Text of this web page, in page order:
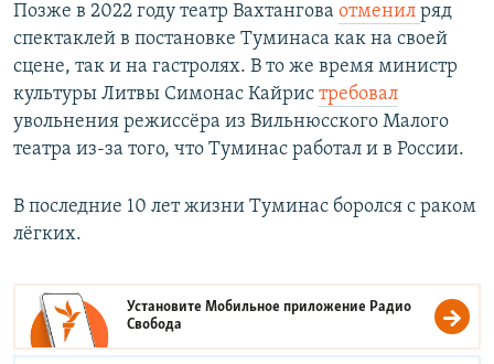
Позже в 2022 году театр Вахтангова отменил ряд
спектаклей в постановке Туминаса как на своей
сцене, так и на гастролях. В то же время министр
культуры Литвы Симонас Кайрис требовал
увольнения режиссёра из Вильнюсского Малого
театра из-за того, что Туминас работал и в России.
В последние 10 лет жизни Туминас боролся с раком
лёгких.
Установите Мобильное приложение Радио
Свобода